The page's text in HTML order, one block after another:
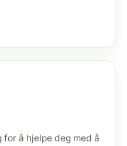
å hjelpe deg med å